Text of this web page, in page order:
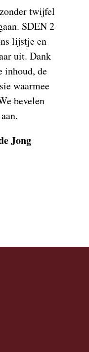
twijfel
SDEN 2
lijstje en
uit. Dank
inhoud, de
waarmee
bevelen
Jong